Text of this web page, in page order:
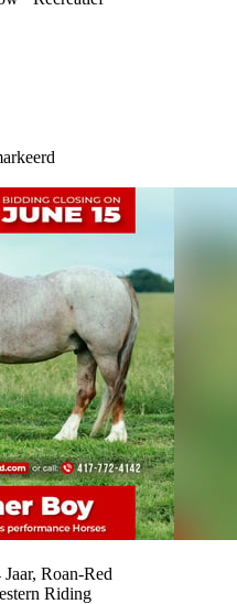
Roan-Red
Riding